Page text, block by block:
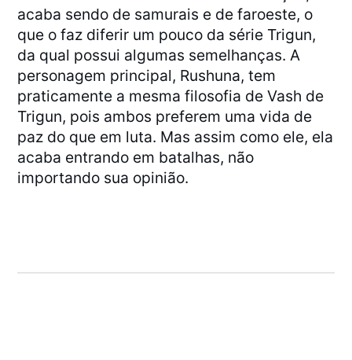
acaba sendo de samurais e de faroeste, o
que o faz diferir um pouco da série Trigun,
da qual possui algumas semelhanças. A
personagem principal, Rushuna, tem
praticamente a mesma filosofia de Vash de
Trigun, pois ambos preferem uma vida de
paz do que em luta. Mas assim como ele, ela
acaba entrando em batalhas, não
importando sua opinião.